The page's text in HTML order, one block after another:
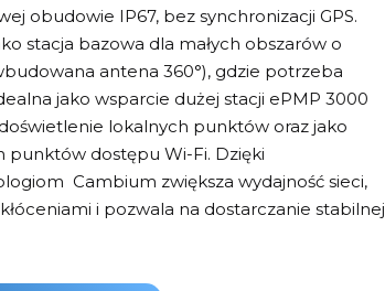
obudowie IP67, bez synchronizacji GPS.
stacja bazowa dla małych obszarów o
antena 360°), gdzie potrzeba
jako wsparcie dużej stacji ePMP 3000
lokalnych punktów oraz jako
punktów dostępu Wi-Fi. Dzięki
Cambium zwiększa wydajność sieci,
i pozwala na dostarczanie stabilnej